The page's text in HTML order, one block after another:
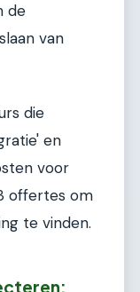
de
van
die
en
voor
offertes om
te vinden.